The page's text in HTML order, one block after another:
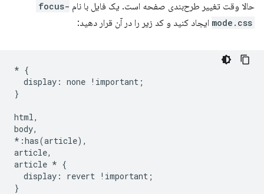
حالا وقت تغییر طرح‌بندی صفحه است. یک فایل با نام focus-
mode.css ایجاد کنید و کد زیر را در آن قرار دهید:
* {
display : none ! important ;
}
html,
body,
*:has(article),
article,
article * {
display : revert ! important ;
}